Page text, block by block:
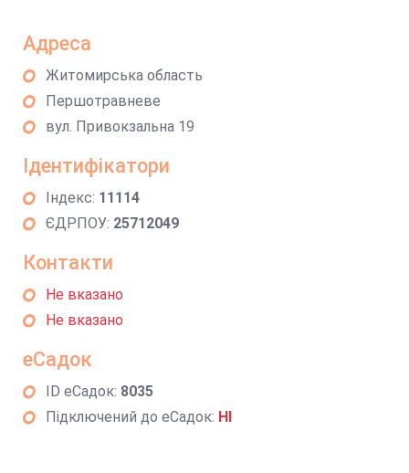
Адреса
Житомирська область
Першотравневе
вул. Привокзальна 19
Ідентифікатори
Індекс: 11114
ЄДРПОУ: 25712049
Контакти
Не вказано
Не вказано
еСадок
ID еСадок: 8035
Підключений до еСадок: НІ